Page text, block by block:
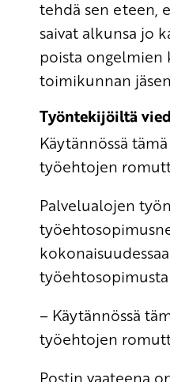
tehdä sen eteen,
saivat alkunsa jo
poista ongelmien
toimikunnan jäsen
Työntekijöiltä
Käytännössä
työehtojen
Palvelualojen
työehtosopimusta
– Käytännössä
työehtojen